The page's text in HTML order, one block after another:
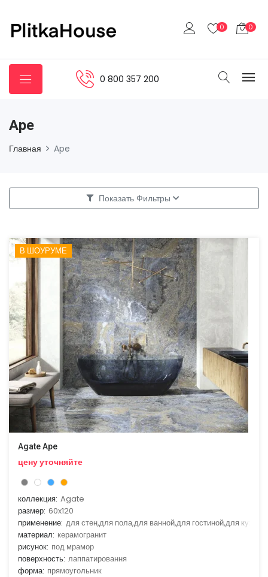
0 0
0 800 357 200
Ape
Главная Ape
Показать Фильтры
В ШОУРУМЕ
Agate Ape
цену уточняйте
коллекция: Agate
размер: 60x120
применение: для стен,для пола,для ванной,для гостиной,для кухни
материал: керамогранит
рисунок: под мрамор
поверхность: лаппатировання
форма: прямоугольник